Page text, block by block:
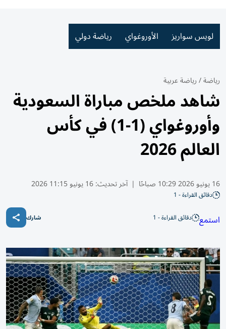
لويس سواريز الأوروغواي رياضة دولي
رياضة/رياضة عربية
شاهد ملخص مباراة السعودية
وأوروغواي (1-1) في كأس
العالم 2026
16 يونيو 2026 10:29 صباحًا | آخر تحديث:16 يونيو 11:15 2026
دقائق القراءة - 1
استمع دقائق القراءة - 1 شارك